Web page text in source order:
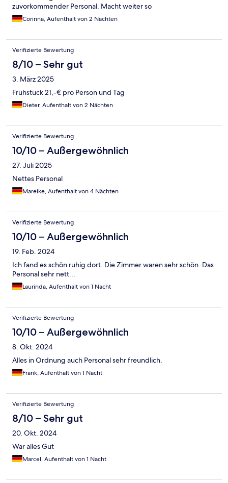
zuvorkommender Personal. Macht weiter so
Corinna, Aufenthalt von 2 Nächten
Verifizierte Bewertung
8/10 – Sehr gut
3. März 2025
Frühstück 21,-€ pro Person und Tag
Dieter, Aufenthalt von 2 Nächten
Verifizierte Bewertung
10/10 – Außergewöhnlich
27. Juli 2025
Nettes Personal
Mareike, Aufenthalt von 4 Nächten
Verifizierte Bewertung
10/10 – Außergewöhnlich
19. Feb. 2024
Ich fand es schön ruhig dort. Die Zimmer waren sehr schön. Das
Personal sehr nett...
Laurinda, Aufenthalt von 1 Nacht
Verifizierte Bewertung
10/10 – Außergewöhnlich
8. Okt. 2024
Alles in Ordnung auch Personal sehr freundlich.
Frank, Aufenthalt von 1 Nacht
Verifizierte Bewertung
8/10 – Sehr gut
20. Okt. 2024
War alles Gut
Marcel, Aufenthalt von 1 Nacht